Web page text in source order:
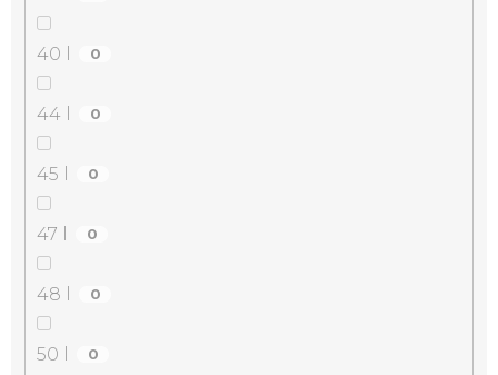
40 l 0
44 l 0
45 l 0
47 l 0
48 l 0
50 l 0